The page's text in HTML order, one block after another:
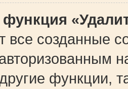
функция
все созданные
функции,